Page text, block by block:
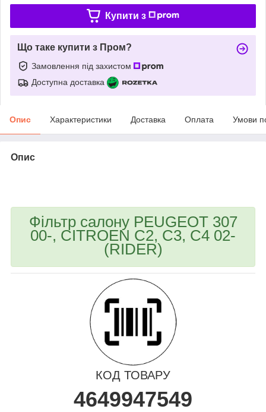
Купити з
Що таке купити з Пром?
Замовлення під захистом
Доступна доставка
Опис Характеристики Доставка Оплата Умови
Опис
Фільтр салону PEUGEOT 307
00-, CITROEN C2, C3, C4 02-
(RIDER)
КОД ТОВАРУ
4649947549